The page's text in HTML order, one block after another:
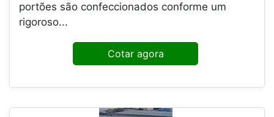
portões são confeccionados conforme um
rigoroso...
Cotar agora